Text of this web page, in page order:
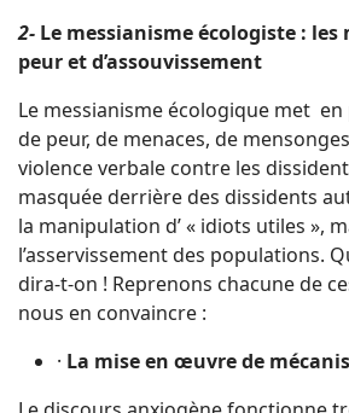
2- Le messianisme écologiste : les
peur et d’assouvissement
Le messianisme écologique met en
de peur, de menaces, de
violence verbale contre les
masquée derrière des dissidents
la manipulation d’ « idiots utiles »,
l’asservissement des populations.
dira-t-on ! Reprenons chacune de
nous en convaincre :
· La mise en œuvre de